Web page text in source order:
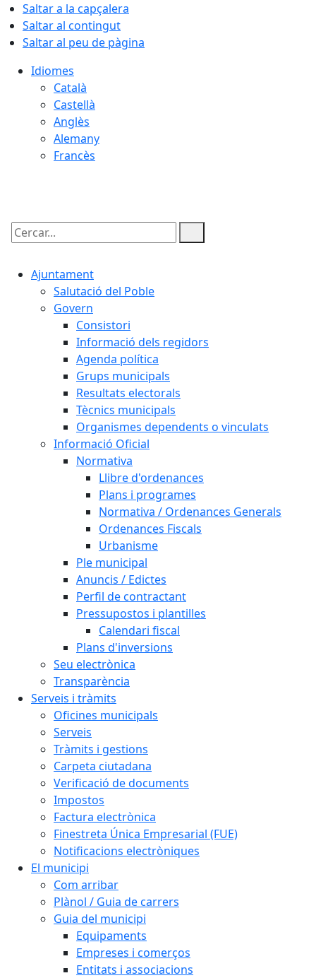
Saltar a la capçalera
Saltar al contingut
Saltar al peu de pàgina
Idiomes
Català
Castellà
Anglès
Alemany
Francès
Cercar:
Ajuntament
Salutació del Poble
Govern
Consistori
Informació dels regidors
Agenda política
Grups municipals
Resultats electorals
Tècnics municipals
Organismes dependents o vinculats
Informació Oficial
Normativa
Llibre d'ordenances
Plans i programes
Normativa / Ordenances Generals
Ordenances Fiscals
Urbanisme
Ple municipal
Anuncis / Edictes
Perfil de contractant
Pressupostos i plantilles
Calendari fiscal
Plans d'inversions
Seu electrònica
Transparència
Serveis i tràmits
Oficines municipals
Serveis
Tràmits i gestions
Carpeta ciutadana
Verificació de documents
Impostos
Factura electrònica
Finestreta Única Empresarial (FUE)
Notificacions electròniques
El municipi
Com arribar
Plànol / Guia de carrers
Guia del municipi
Equipaments
Empreses i comerços
Entitats i associacions